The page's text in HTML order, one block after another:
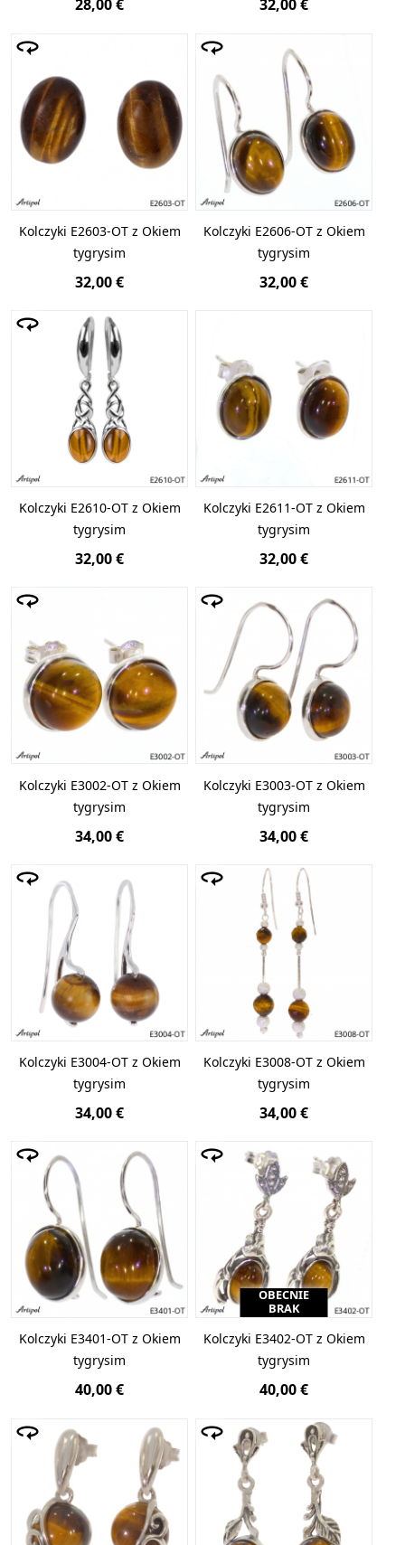
28,00 € 32,00 €
Kolczyki E2603-OT z Okiem
tygrysim
32,00 €
Kolczyki E2606-OT z Okiem
tygrysim
32,00 €
Kolczyki E2610-OT z Okiem
tygrysim
32,00 €
Kolczyki E2611-OT z Okiem
tygrysim
32,00 €
Kolczyki E3002-OT z Okiem
tygrysim
34,00 €
Kolczyki E3003-OT z Okiem
tygrysim
34,00 €
Kolczyki E3004-OT z Okiem
tygrysim
34,00 €
Kolczyki E3008-OT z Okiem
tygrysim
34,00 €
Kolczyki E3401-OT z Okiem
tygrysim
40,00 €
OBECNIE
BRAK
Kolczyki E3402-OT z Okiem
tygrysim
40,00 €